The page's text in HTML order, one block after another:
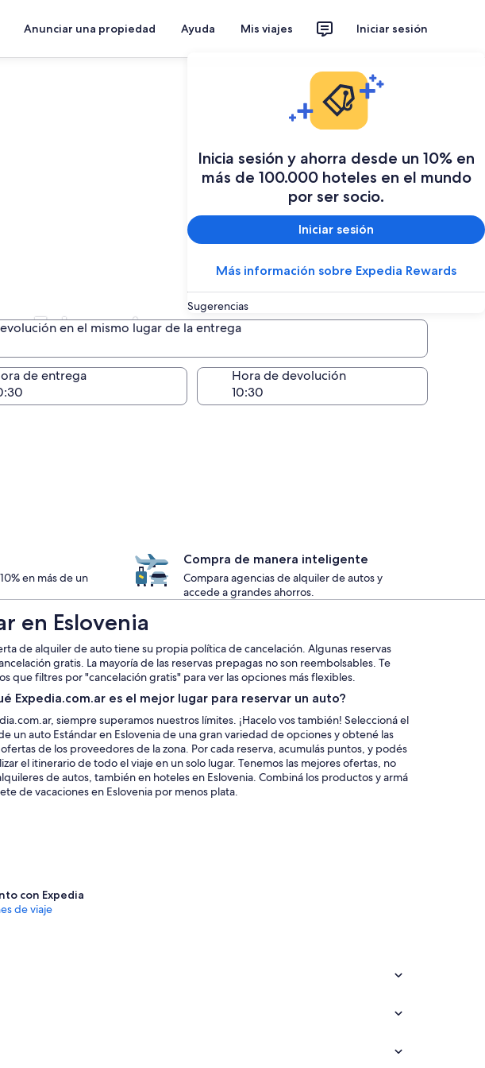
Anunciar una propiedad Ayuda Mis viajes Iniciar sesión
Inicia sesión y ahorra desde un 10% en
más de 100.000 hoteles en el mundo
por ser socio.
Iniciar sesión
Más información sobre Expedia Rewards
Sugerencias
Eslovenia
en el mismo lugar de la entrega
en el mismo lugar de la entrega
de entrega Hora de devolución
en más de un
Compra de manera inteligente
Compara agencias de alquiler de autos y
accede a grandes ahorros.
en Eslovenia
de alquiler de auto tiene su propia política de cancelación. Algunas reservas
gratis. La mayoría de las reservas prepagas no son reembolsables. Te
que filtres por "cancelación gratis" para ver las opciones más flexibles.
Expedia.com.ar es el mejor lugar para reservar un auto?
siempre superamos nuestros límites. ¡Hacelo vos también! Seleccioná el
un auto Estándar en Eslovenia de una gran variedad de opciones y obtené las
de los proveedores de la zona. Por cada reserva, acumulás puntos, y podés
el itinerario de todo el viaje en un solo lugar. Tenemos las mejores ofertas, no
de autos, también en hoteles en Eslovenia. Combiná los productos y armá
de vacaciones en Eslovenia por menos plata.
con Expedia
de viaje